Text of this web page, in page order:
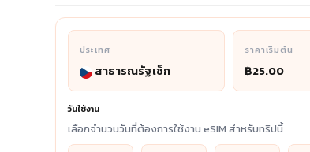
ประเทศ
สาธารณรัฐเช็ก
ราคาเริ่มต้น
฿25.00
วันใช้งาน
เลือกจำนวนวันที่ต้องการใช้งาน eSIM สำหรับทริปนี้